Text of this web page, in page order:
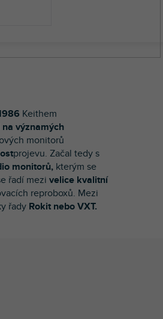
Keithem
na významých
monitorů
projevu. Začal tedy s
monitorů, kterým se
řadí mezi velice kvalitní
reproboxů. Mezi
řady Rokit nebo VXT.